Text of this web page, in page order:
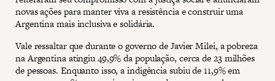
novas ações para manter viva a resistência e construir uma
Argentina mais inclusiva e solidária.
Vale ressaltar que durante o governo de Javier Milei, a pobreza
na Argentina atingiu 49,9% da população, cerca de 23 milhões
de pessoas. Enquanto isso, a indigência subiu de 11,9% em